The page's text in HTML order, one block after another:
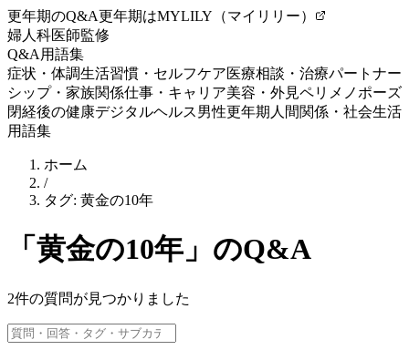
更年期のQ&A更年期はMYLILY（マイリリー）
婦人科医師監修
Q&A 用語集
症状・体調生活習慣・セルフケア医療相談・治療パートナー
シップ・家族関係仕事・キャリア美容・外見ペリメノポーズ
閉経後の健康デジタルヘルス男性更年期 人間関係・社会生活
用語集
ホーム
/
タグ: 黄金の10年
「 黄金の10年 」のQ&A
2件の質問が見つかりました